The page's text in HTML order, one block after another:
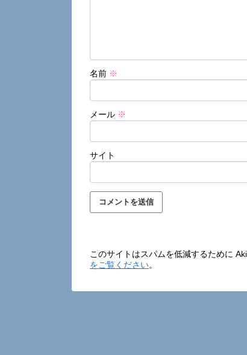
名前 ※
メール ※
サイト
このサイトはスパムを低減するために
をご覧ください。